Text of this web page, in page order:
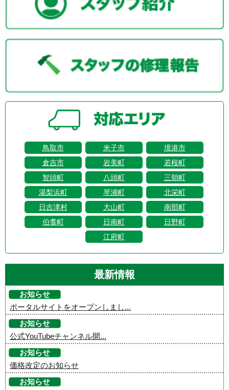
鳥取市 米子市
境港市
倉吉市
岩美町
若桜町
智頭町
八頭町
三朝町
湯梨浜町
琴浦町
北栄町
日吉津村
大山町
南部町
伯耆町
日南町
日野町
江府町
最新情報
お知らせ
ポータルサイトをオープンしまし...
お知らせ
公式YouTubeチャンネル開...
お知らせ
価格改定のお知らせ
お知らせ